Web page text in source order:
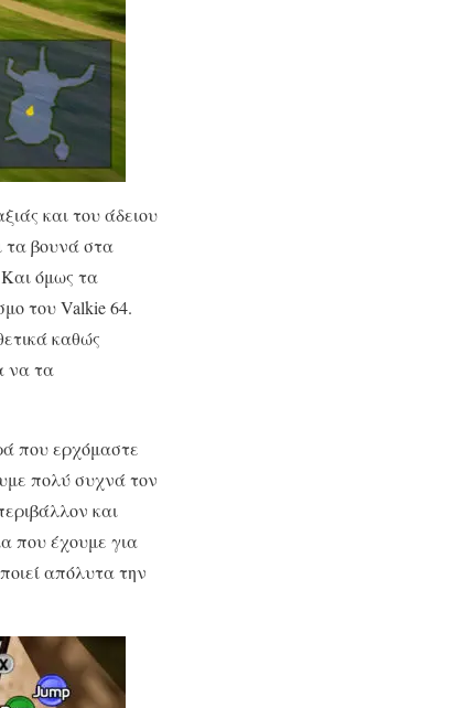
και του άδειου
τα βουνά στα
Και όμως τα
του Valkie 64.
καθώς
να τα
που ερχόμαστε
πολύ συχνά τον
και
που έχουμε για
απόλυτα την